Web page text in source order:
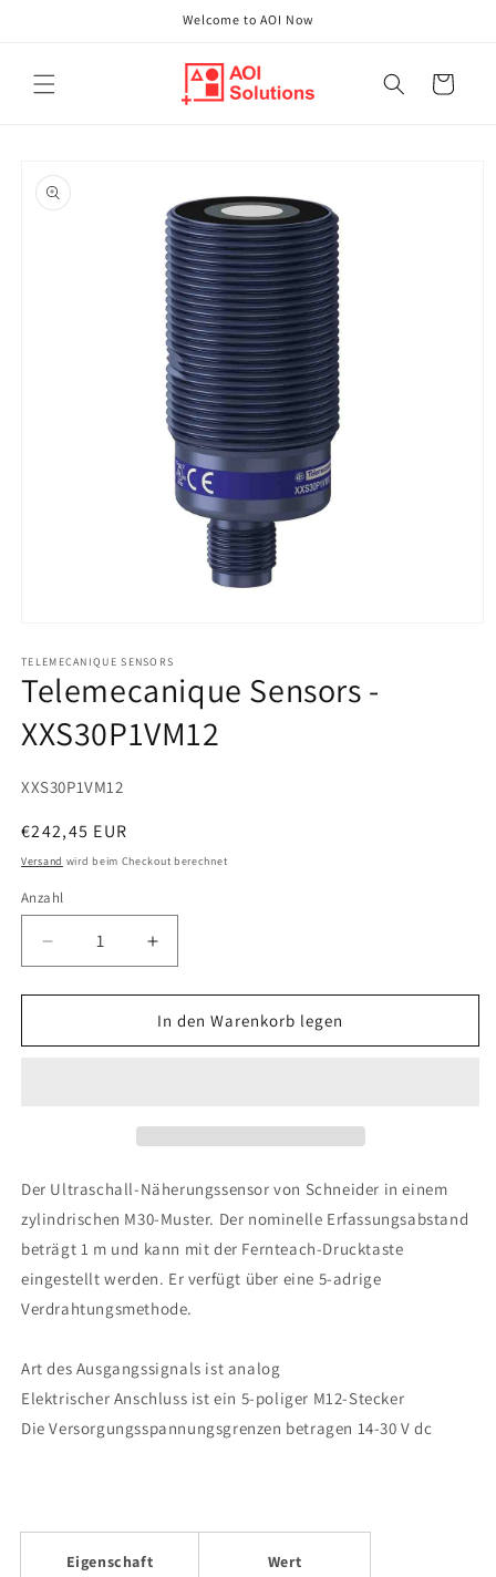
Welcome to AOI Now
Warenkorb
in
Modal
öffnen
TELEMECANIQUE SENSORS
Telemecanique Sensors -
XXS30P1VM12
SKU:
XXS30P1VM12
Normaler
Preis
€242,45 EUR
Versand wird beim Checkout berechnet
Anzahl
Verringere
die
Menge
Telemecanique
Erhöhe
die
Menge
für
Telemecanique
In den Warenkorb legen
Der Ultraschall-Näherungssensor von Schneider in einem
zylindrischen M30-Muster. Der nominelle Erfassungsabstand
beträgt 1 m und kann mit der Fernteach-Drucktaste
eingestellt werden. Er verfügt über eine 5-adrige
Verdrahtungsmethode.
Art des Ausgangssignals ist analog
Elektrischer Anschluss ist ein 5-poliger M12-Stecker
Die Versorgungsspannungsgrenzen betragen 14-30 V dc
Eigenschaft Wert